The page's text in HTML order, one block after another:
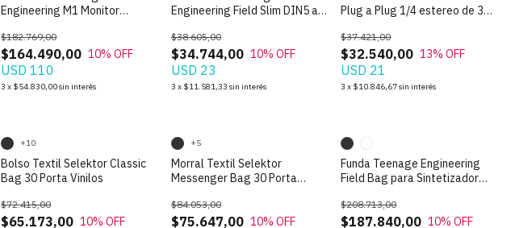
Engineering M1 Monitor
$164.490,00
$182.769,00
10% OFF
USD 110
3 x $54.830,00sin interés
Engineering Field Slim DIN5 a
$34.744,00
$38.605,00
10% OFF
USD 23
3 x $11.581,33 sin interés
Plug a Plug 1/4 estereo de 3
$32.540,00
$37.421,00
13% OFF
USD 21
3 x $10.846,67sin interés
SIN STOCK
Bolso Textil Selektor Classic
Bag 30 Porta Vinilos
$65.173,00
$72.415,00
10% OFF
+10 SIN STOCK
Morral Textil Selektor
Messenger Bag 30 Porta
$75.647,00
$84.053,00
10% OFF
+5 SIN STOCK
Funda Teenage Engineering
Field Bag para Sintetizador
$187.840,00
$208.713,00
10% OFF